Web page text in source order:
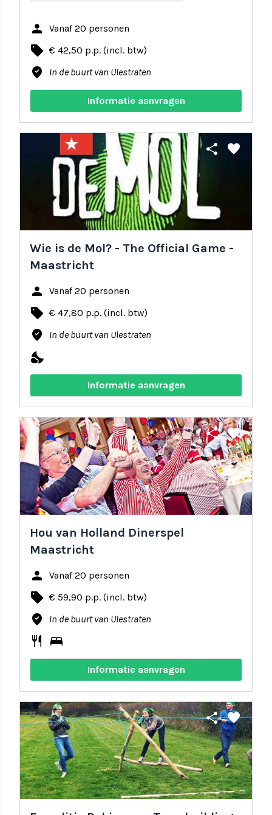
person Vanaf 20 personen
local_offer € 42,50 p.p. (incl. btw)
where_to_vote In de buurt van Ulestraten
Informatie aanvragen
share favorite
Wie is de Mol? - The Official Game -
Maastricht
person Vanaf 20 personen
local_offer € 47,80 p.p. (incl. btw)
where_to_vote In de buurt van Ulestraten
nights_stay
Informatie aanvragen
share favorite
Hou van Holland Dinerspel
Maastricht
person Vanaf 20 personen
local_offer € 59,90 p.p. (incl. btw)
where_to_vote In de buurt van Ulestraten
restaurant bed
Informatie aanvragen
share favorite